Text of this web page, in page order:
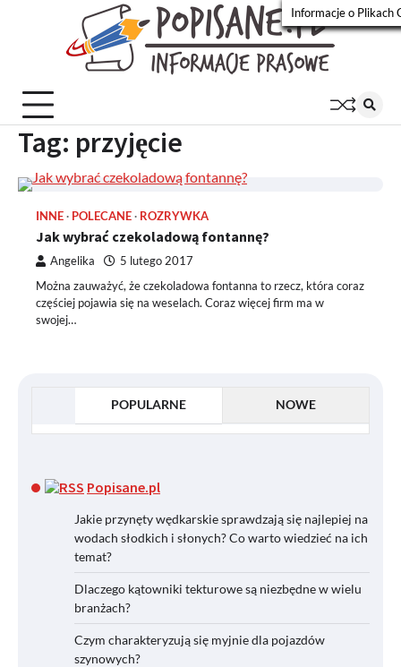
Tag: przyjęcie
INNE POLECANE ROZRYWKA
Jak wybrać czekoladową fontannę?
Angelika 5 lutego 2017
Można zauważyć, że czekoladowa fontanna to rzecz, która coraz
częściej pojawia się na weselach. Coraz więcej firm ma w
swojej…
POPULARNE NOWE
Popisane.pl
Jakie przynęty wędkarskie sprawdzają się najlepiej na
wodach słodkich i słonych? Co warto wiedzieć na ich
temat?
Dlaczego kątowniki tekturowe są niezbędne w wielu
branżach?
Czym charakteryzują się myjnie dla pojazdów
szynowych?
Informacje o Plikach